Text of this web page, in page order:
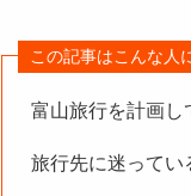
この記事はこんな人
富山旅行を計画し
旅行先に迷ってい